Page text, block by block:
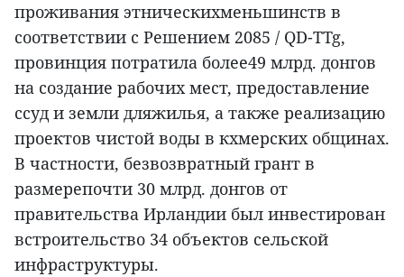
проживания этническихменьшинств в
соответствии с Решением 2085 / QD-TTg,
провинция потратила более49 млрд. донгов
на создание рабочих мест, предоставление
ссуд и земли дляжилья, а также реализацию
проектов чистой воды в кхмерских общинах.
В частности, безвозвратный грант в
размерепочти 30 млрд. донгов от
правительства Ирландии был инвестирован
встроительство 34 объектов сельской
инфраструктуры.